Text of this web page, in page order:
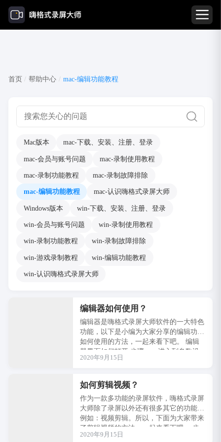
mac-编辑功能教程
首页 / 帮助中心 / mac-编辑功能教程
Mac版本 mac-下载、安装、注册、登录
mac-会员与账号问题 mac-录制使用教程
mac-录制功能教程 mac-录制故障排除
mac-编辑功能教程 mac-认识嗨格式录屏大师
Windows版本 win-下载、安装、注册、登录
win-会员与账号问题 win-录制使用教程
win-录制功能教程 win-录制故障排除
win-游戏录制教程 win-编辑功能教程
win-认识嗨格式录屏大师
编辑器如何使用？
编辑器是嗨格式录屏大师软件的一大特色
功能，以下是小编为大家分享的编辑功能
如何使用的方法，一起来看下吧。 编辑
器界面如何打开 步骤一、进入到参数设
置界面，···
2020年9月15日
如何剪辑视频？
作为一款多功能的录屏软件，嗨格式录屏
大师除了录屏以外还有很多其它的功能，
例如：视频剪辑。所以，下面为大家带来
了剪辑视频的方法，一起来看下吧。 步
骤一：进···
2020年9月15日